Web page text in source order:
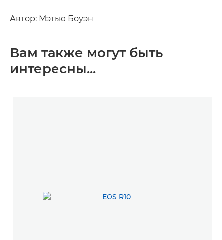
Автор: Мэтью Боуэн
Вам также могут быть
интересны...